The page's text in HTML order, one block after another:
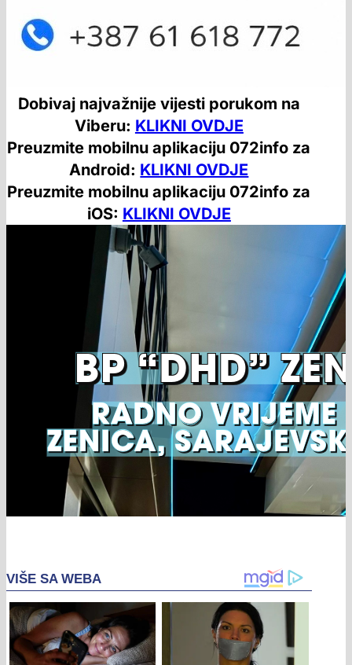
Dobivaj najvažnije vijesti porukom na
Viberu: KLIKNI OVDJE
Preuzmite mobilnu aplikaciju 072info za
Android: KLIKNI OVDJE
Preuzmite mobilnu aplikaciju 072info za
iOS: KLIKNI OVDJE